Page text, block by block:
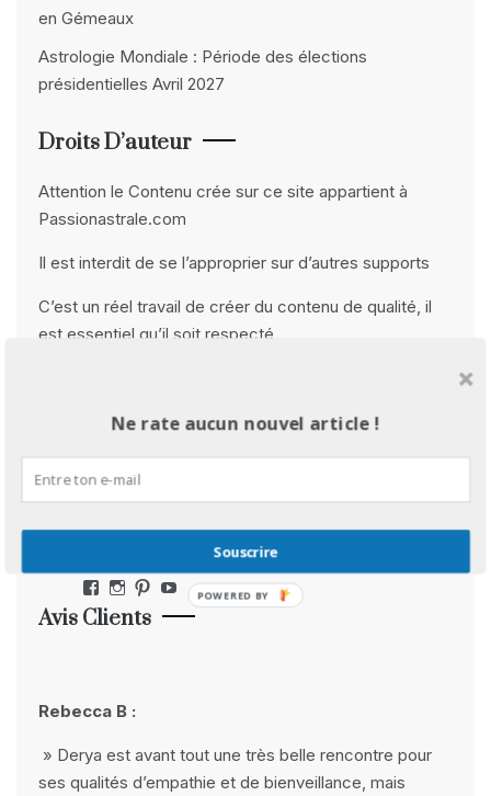
en Gémeaux
Astrologie Mondiale : Période des élections
présidentielles Avril 2027
Droits D’auteur
Attention le Contenu crée sur ce site appartient à
Passionastrale.com
Il est interdit de se l’approprier sur d’autres supports
C’est un réel travail de créer du contenu de qualité, il
est essentiel qu’il soit respecté
Me Contacter
passionastrale@gmail.com
Facebook
Instagram
Pinterest
YouTube
Avis Clients
Rebecca B :
» Derya est avant tout une très belle rencontre pour
ses qualités d’empathie et de bienveillance, mais
Ne rate aucun nouvel article !
Souscrire
POWERED BY